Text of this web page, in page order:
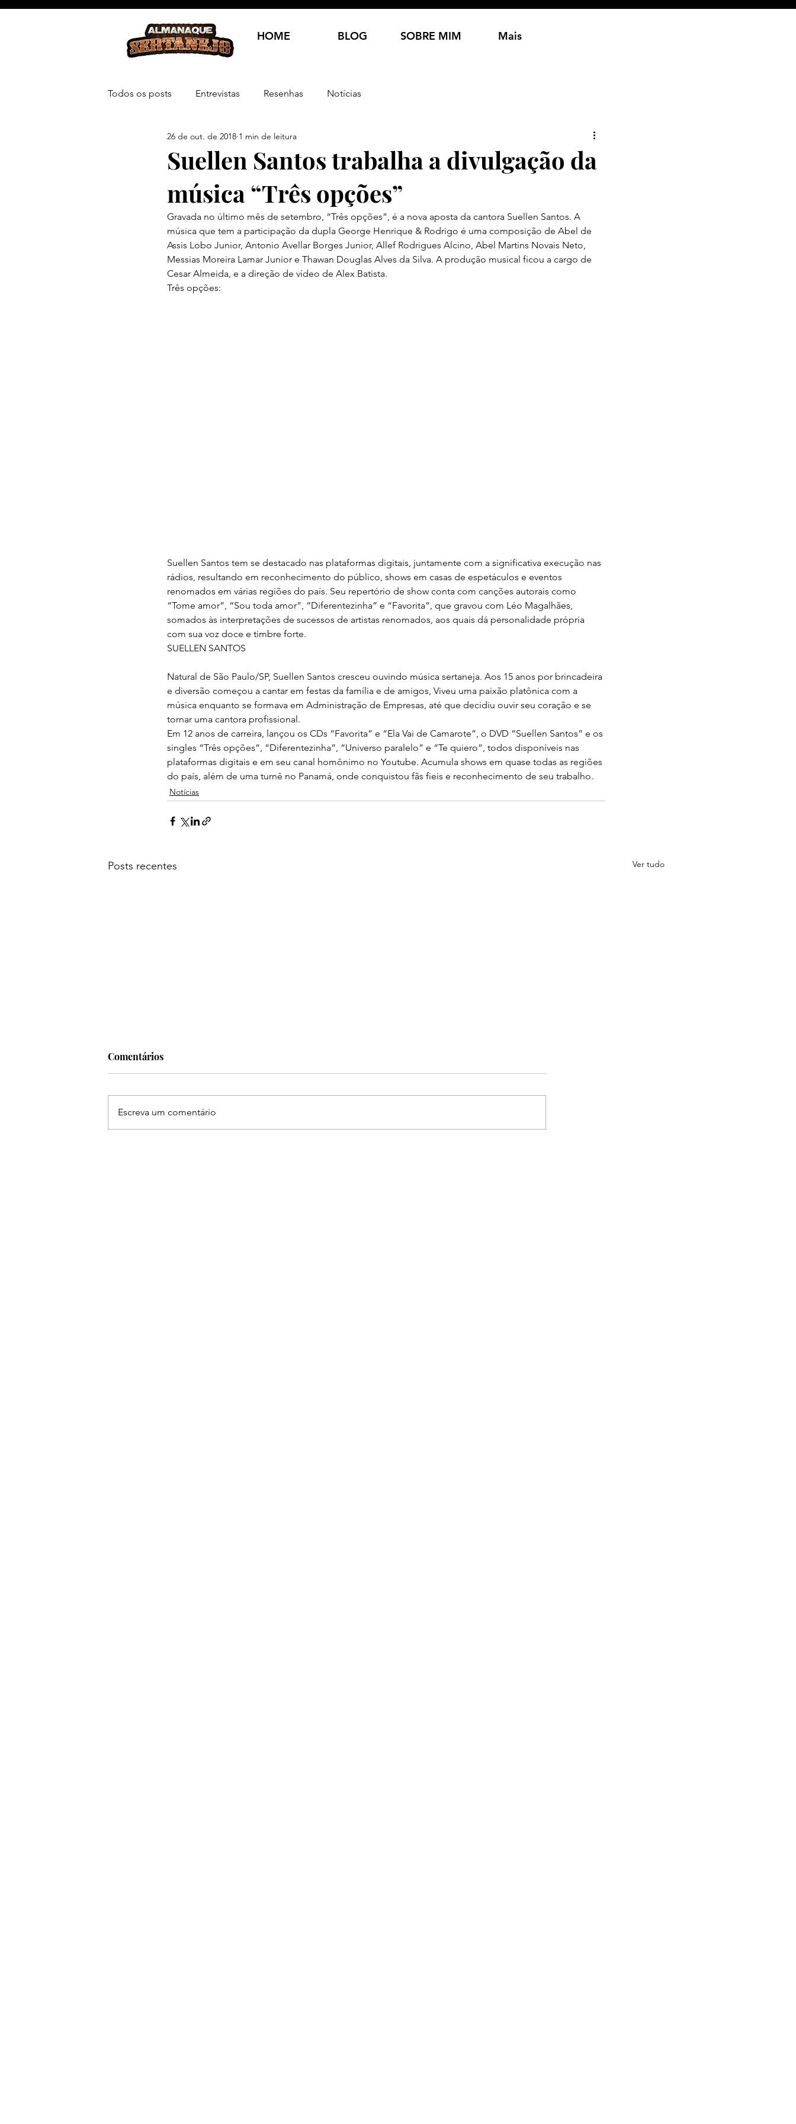
HOME BLOG SOBRE MIM Mais
Todos os posts Entrevistas Resenhas Notícias
Suellen Santos trabalha a divulgação da
música “Três opções”
26 de out. de 2018 1 min de leitura
Gravada no último mês de setembro, “Três opções”, é a nova aposta da cantora Suellen Santos. A
música que tem a participação da dupla George Henrique & Rodrigo é uma composição de Abel de
Assis Lobo Junior, Antonio Avellar Borges Junior, Allef Rodrigues Alcino, Abel Martins Novais Neto,
Messias Moreira Lamar Junior e Thawan Douglas Alves da Silva. A produção musical ficou a cargo de
Cesar Almeida, e a direção de vídeo de Alex Batista.
Três opções:
Suellen Santos tem se destacado nas plataformas digitais, juntamente com a significativa execução nas
rádios, resultando em reconhecimento do público, shows em casas de espetáculos e eventos
renomados em várias regiões do país. Seu repertório de show conta com canções autorais como
“Tome amor”, “Sou toda amor”, “Diferentezinha” e “Favorita”, que gravou com Léo Magalhães,
somados às interpretações de sucessos de artistas renomados, aos quais dá personalidade própria
com sua voz doce e timbre forte.
SUELLEN SANTOS
Natural de São Paulo/SP, Suellen Santos cresceu ouvindo música sertaneja. Aos 15 anos por brincadeira
e diversão começou a cantar em festas da família e de amigos, Viveu uma paixão platônica com a
música enquanto se formava em Administração de Empresas, até que decidiu ouvir seu coração e se
tornar uma cantora profissional.
Em 12 anos de carreira, lançou os CDs “Favorita” e “Ela Vai de Camarote”, o DVD “Suellen Santos” e os
singles “Três opções”, “Diferentezinha”, “Universo paralelo” e “Te quiero”, todos disponíveis nas
plataformas digitais e em seu canal homônimo no Youtube. Acumula shows em quase todas as regiões
do país, além de uma turnê no Panamá, onde conquistou fãs fieis e reconhecimento de seu trabalho.
Notícias
Posts recentes Ver tudo
Comentários
Escreva um comentário